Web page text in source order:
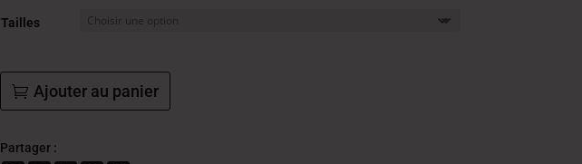
DT
Tailles
Ajouter au panier
Partager :